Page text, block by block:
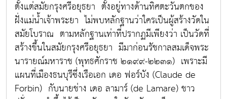
ตั้งแต่สมัยกรุงศรีอยุธยา ตั้งอยู่ทางด้านทิศตะวันตกของ
ฝั่งแม่น้ำเจ้าพระยา ไม่พบหลักฐานว่าใครเป็นผู้สร้างวัดใน
สมัยโบราณ ตามหลักฐานเท่าที่ปรากฏมีเพียงว่า เป็นวัดที่
สร้างขึ้นในสมัยกรุงศรีอยุธยา มีมาก่อนรัชกาลสมเด็จพระ
นารายณ์มหาราช (พุทธศักราช ๒๑๙๙-๒๒๓๑) เพราะมี
แผนที่เมืองธนบุรีซึ่งเรือเอก เดอ ฟอร์บัง (Claude de
Forbin) กับนายช่าง เดอ ลามาร์ (de Lamare) ชาว